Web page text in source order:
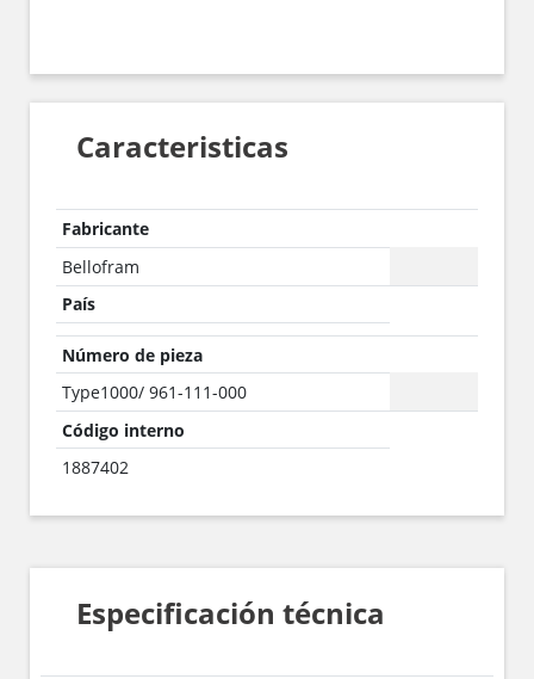
Caracteristicas
Fabricante
Bellofram
País
Número de pieza
Type1000/ 961-111-000
Código interno
1887402
Especificación técnica